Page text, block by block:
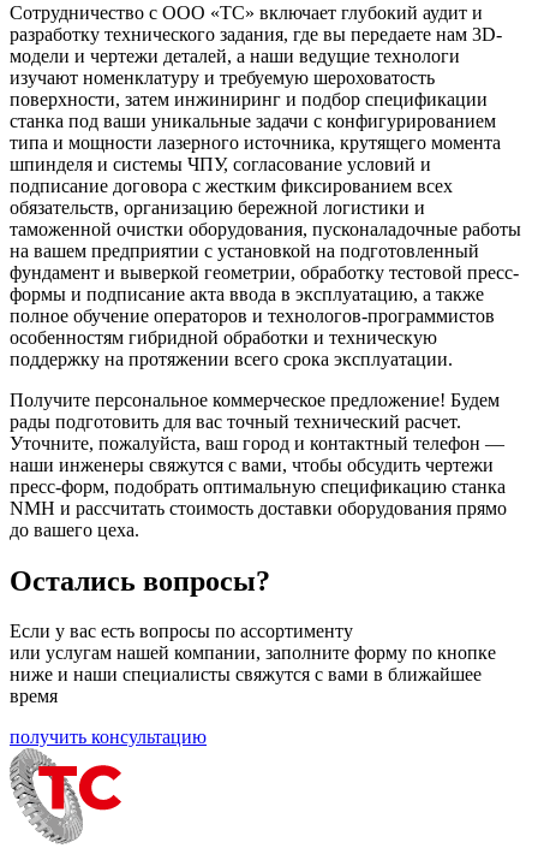
Сотрудничество с ООО «ТС» включает глубокий аудит и
разработку технического задания, где вы передаете нам 3D-
модели и чертежи деталей, а наши ведущие технологи
изучают номенклатуру и требуемую шероховатость
поверхности, затем инжиниринг и подбор спецификации
станка под ваши уникальные задачи с конфигурированием
типа и мощности лазерного источника, крутящего момента
шпинделя и системы ЧПУ, согласование условий и
подписание договора с жестким фиксированием всех
обязательств, организацию бережной логистики и
таможенной очистки оборудования, пусконаладочные работы
на вашем предприятии с установкой на подготовленный
фундамент и выверкой геометрии, обработку тестовой пресс-
формы и подписание акта ввода в эксплуатацию, а также
полное обучение операторов и технологов-программистов
особенностям гибридной обработки и техническую
поддержку на протяжении всего срока эксплуатации.
Получите персональное коммерческое предложение! Будем
рады подготовить для вас точный технический расчет.
Уточните, пожалуйста, ваш город и контактный телефон —
наши инженеры свяжутся с вами, чтобы обсудить чертежи
пресс-форм, подобрать оптимальную спецификацию станка
NMH и рассчитать стоимость доставки оборудования прямо
до вашего цеха.
Остались вопросы?
Если у вас есть вопросы по ассортименту
или услугам нашей компании, заполните форму по кнопке
ниже и наши специалисты свяжутся с вами в ближайшее
время
получить консультацию